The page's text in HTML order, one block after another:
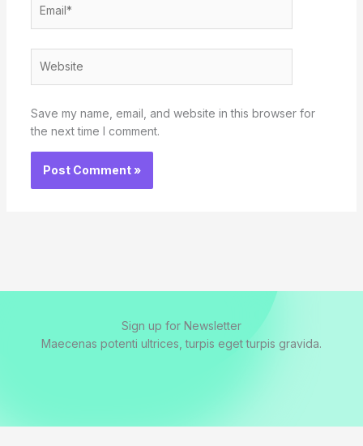
Save my name, email, and website in this browser for
the next time I comment.
Sign up for Newsletter
Maecenas potenti ultrices, turpis eget turpis gravida.